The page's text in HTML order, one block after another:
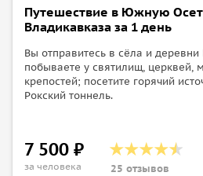
Путешествие в Южную
Владикавказа за 1 день
Вы отправитесь в сёла и
побываете у святилищ, церквей,
крепостей; посетите горячий
Рокский тоннель.
7 500 ₽
за человека 25 отзывов